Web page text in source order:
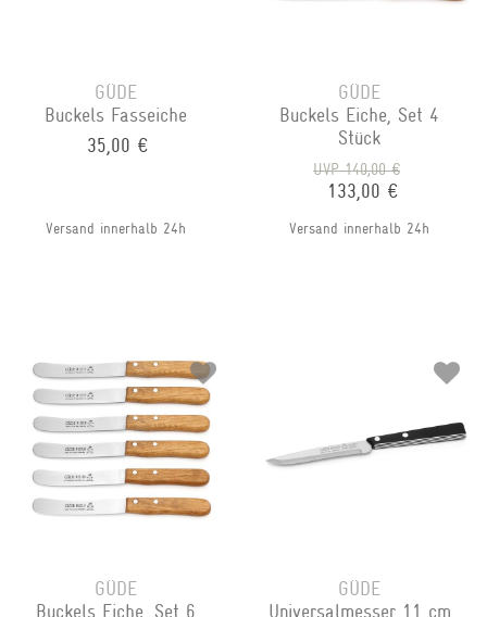
GÜDE
Buckels Fasseiche
35,00 €
Versand innerhalb 24h
GÜDE
Buckels Eiche, Set 4
Stück
UVP 140,00 €
133,00 €
Versand innerhalb 24h
GÜDE
Buckels Eiche, Set 6
GÜDE
Universalmesser 11 cm